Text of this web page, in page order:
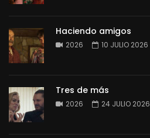
Haciendo amigos
2026 10 JULIO 2026
Tres de más
2026 24 JULIO 2026